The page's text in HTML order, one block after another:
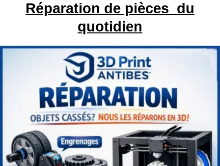
Réparation de pièces du
quotidien